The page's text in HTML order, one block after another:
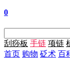
0
刮痧板 手链 项链
首页 购物 砭术 百